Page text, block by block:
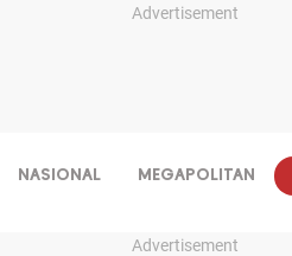
Advertisement
NASIONAL MEGAPOLITAN
Advertisement